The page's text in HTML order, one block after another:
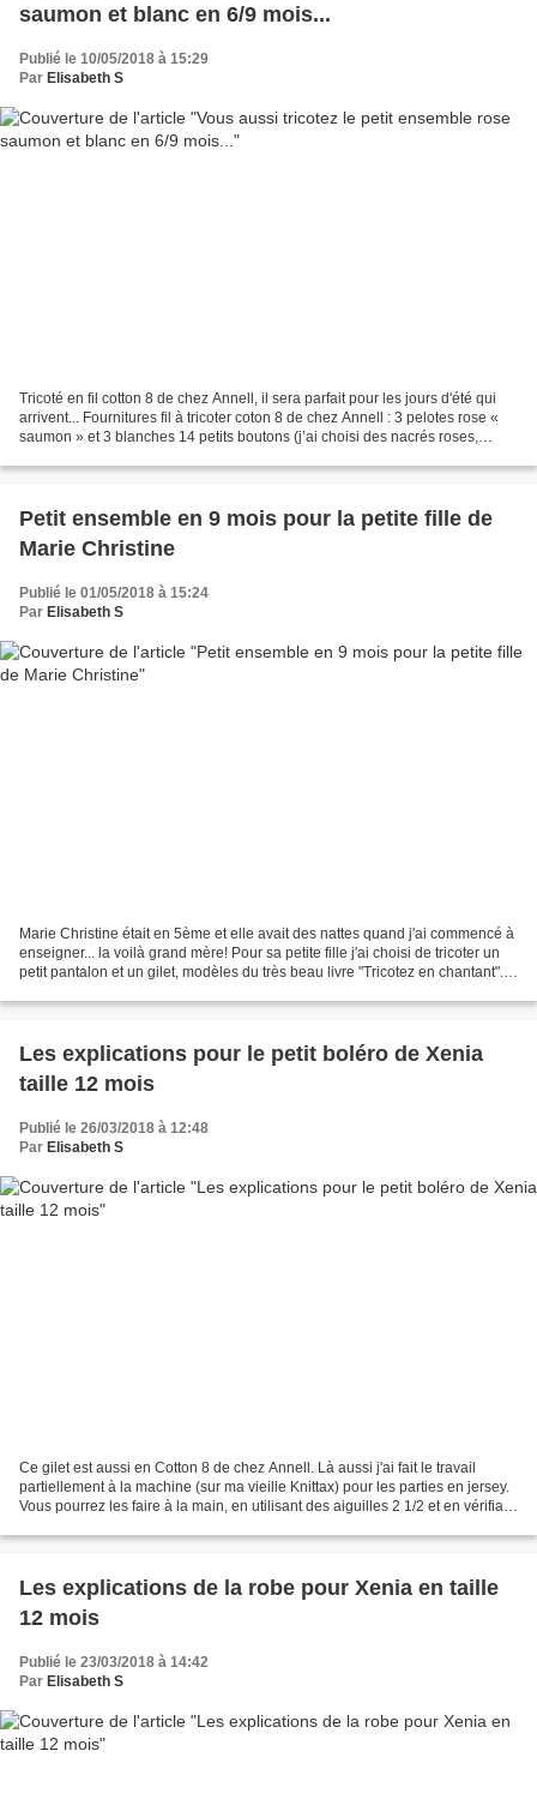
saumon et blanc en 6/9 mois...
Publié le 10/05/2018 à 15:29
Par Elisabeth S
Tricoté en fil cotton 8 de chez Annell, il sera parfait pour les jours d'été qui
arrivent... Fournitures fil à tricoter coton 8 de chez Annell : 3 pelotes rose «
saumon » et 3 blanches 14 petits boutons (j’ai choisi des nacrés roses,
Petit ensemble en 9 mois pour la petite fille de
Marie Christine
Publié le 01/05/2018 à 15:24
Par Elisabeth S
Marie Christine était en 5ème et elle avait des nattes quand j'ai commencé à
enseigner... la voilà grand mère! Pour sa petite fille j'ai choisi de tricoter un
petit pantalon et un gilet, modèles du très beau livre "Tricotez en chantant".
Les explications pour le petit boléro de Xenia
taille 12 mois
Publié le 26/03/2018 à 12:48
Par Elisabeth S
Ce gilet est aussi en Cotton 8 de chez Annell. Là aussi j'ai fait le travail
partiellement à la machine (sur ma vieille Knittax) pour les parties en jersey.
Vous pourrez les faire à la main, en utilisant des aiguilles 2 1/2 et en vérifiant
Les explications de la robe pour Xenia en taille
12 mois
Publié le 23/03/2018 à 14:42
Par Elisabeth S